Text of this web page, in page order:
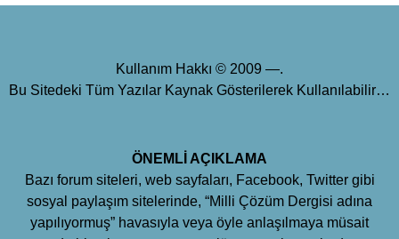
Kullanım Hakkı © 2009 —.
Bu Sitedeki Tüm Yazılar Kaynak Gösterilerek Kullanılabilir…
ÖNEMLİ AÇIKLAMA
Bazı forum siteleri, web sayfaları, Facebook, Twitter gibi
sosyal paylaşım sitelerinde, “Milli Çözüm Dergisi adına
yapılıyormuş” havasıyla veya öyle anlaşılmaya müsait